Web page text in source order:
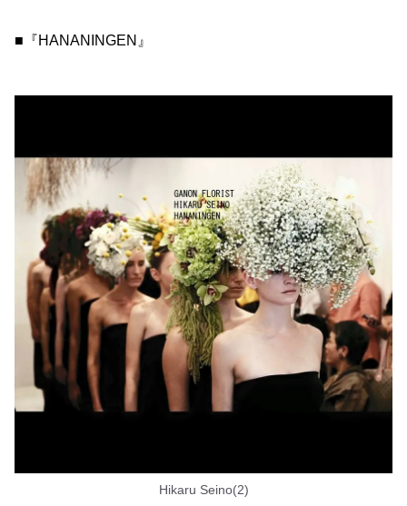
■『HANANINGEN』
Hikaru Seino(2)